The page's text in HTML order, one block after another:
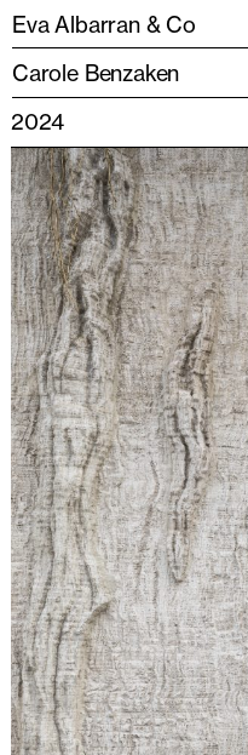
Eva Albarran & Co
Carole Benzaken
2024